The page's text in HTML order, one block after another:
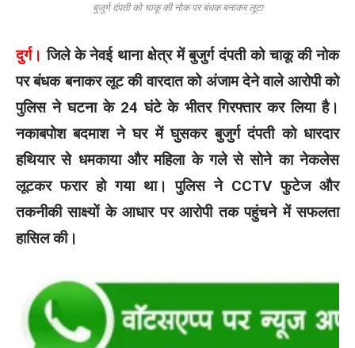
बुजुर्ग दंपती को चाकू की नोक पर बंधक बनाकर लूटा
दुर्ग। जिले के नेवई थाना क्षेत्र में बुजुर्ग दंपती को चाकू की नोक
पर बंधक बनाकर लूट की वारदात को अंजाम देने वाले आरोपी को
पुलिस ने घटना के 24 घंटे के भीतर गिरफ्तार कर लिया है।
नकाबपोश बदमाश ने घर में घुसकर बुजुर्ग दंपती को धारदार
हथियार से धमकाया और महिला के गले से सोने का नेकलेस
लूटकर फरार हो गया था। पुलिस ने CCTV फुटेज और
तकनीकी साक्ष्यों के आधार पर आरोपी तक पहुंचने में सफलता
हासिल की।